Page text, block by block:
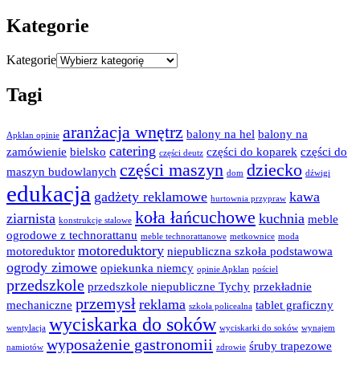
Kategorie
Kategorie
Tagi
Apklan opinie aranżacja wnętrz balony na hel balony na
zamówienie bielsko catering części deutz części do koparek części do
maszyn budowlanych części maszyn dom dziecko dźwigi
edukacja gadżety reklamowe hurtownia przypraw kawa
ziarnista konstrukcje stalowe koła łańcuchowe kuchnia meble
ogrodowe z technorattanu meble technorattanowe metkownice moda
motoreduktor motoreduktory niepubliczna szkoła podstawowa
ogrody zimowe opiekunka niemcy opinie Apklan pościel
przedszkole przedszkole niepubliczne Tychy przekładnie
mechaniczne przemysł reklama szkoła policealna tablet graficzny
wentylacja wyciskarka do soków wyciskarki do soków wynajem
namiotów wyposażenie gastronomii zdrowie śruby trapezowe